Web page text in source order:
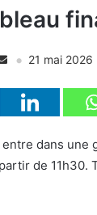
21 mai 2026
entre dans une
de